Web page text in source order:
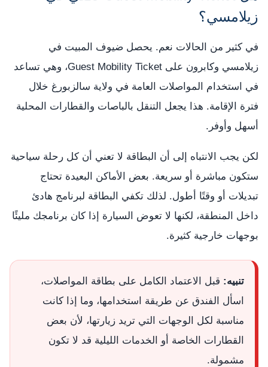
زيلامسي؟
في كثير من الحالات نعم. يحصل ضيوف المبيت في
زيلامسي وكابرون على Guest Mobility Ticket، وهي تساعد
في استخدام المواصلات العامة في ولاية سالزبورغ خلال
فترة الإقامة. هذا يجعل التنقل بالباصات والقطارات المحلية
أسهل وأوفر.
لكن يجب الانتباه إلى أن البطاقة لا تعني أن كل رحلة سياحية
ستكون مباشرة أو سريعة. بعض الأماكن البعيدة تحتاج
تبديلات أو وقتًا أطول. لذلك تكفي البطاقة لبرنامج هادئ
داخل المنطقة، لكنها لا تعوض السيارة إذا كان برنامجك مليئًا
بوجهات خارجية كثيرة.
تنبيه: قبل الاعتماد الكامل على بطاقة المواصلات،
اسأل الفندق عن طريقة استخدامها، وما إذا كانت
مناسبة لكل الوجهات التي تريد زيارتها، لأن بعض
القطارات الخاصة أو الخدمات الليلية قد لا تكون
مشمولة.